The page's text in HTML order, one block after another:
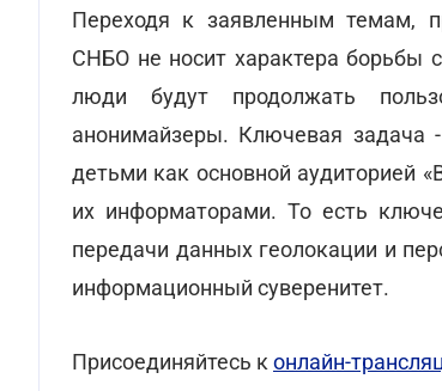
Переходя к заявленным темам,
СНБО не носит характера борьбы
люди будут продолжать
анонимайзеры. Ключевая
детьми как основной аудиторией
их информаторами. То есть
передачи данных геолокации и
информационный суверенитет.
Присоединяйтесь к онлайн-